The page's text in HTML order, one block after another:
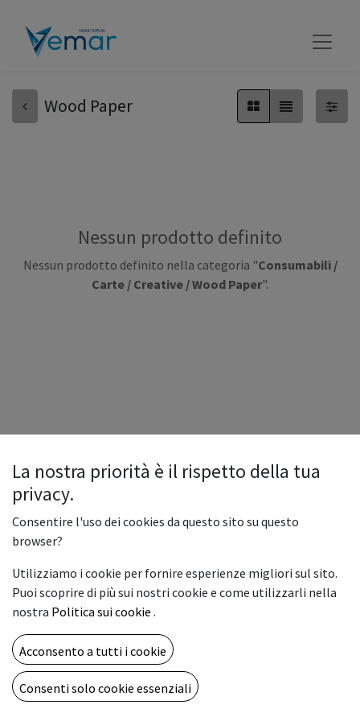
Wood Paper
Nessun prodotto definito
Nessun prodotto definito nella categoria "Consumabili /
Carte / Creative / Wood Paper".
Copyright © Vemar sas
La nostra priorità è il rispetto della tua
privacy.
Consentire l'uso dei cookies da questo sito su questo
browser?
Utilizziamo i cookie per fornire esperienze migliori sul sito.
Puoi scoprire di più sui nostri cookie e come utilizzarli nella
nostra Politica sui cookie .
Acconsento a tutti i cookie
Consenti solo cookie essenziali